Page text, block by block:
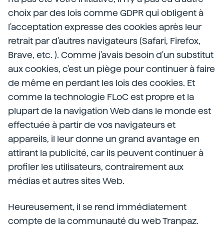
choix par des lois comme GDPR qui obligent à
l'acceptation expresse des cookies après leur
retrait par d'autres navigateurs (Safari, Firefox,
Brave, etc. ). Comme j'avais besoin d'un substitut
aux cookies, c'est un piège pour continuer à faire
de même en perdant les lois des cookies. Et
comme la technologie FLoC est propre et la
plupart de la navigation Web dans le monde est
effectuée à partir de vos navigateurs et
appareils, il leur donne un grand avantage en
attirant la publicité, car ils peuvent continuer à
profiler les utilisateurs, contrairement aux
médias et autres sites Web.
Heureusement, il se rend immédiatement
compte de la communauté du web Tranpaz.